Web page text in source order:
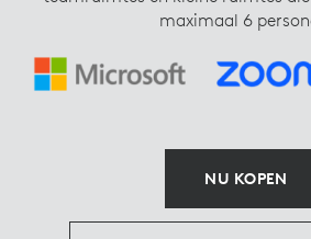
maximaal 6
NU KOPEN